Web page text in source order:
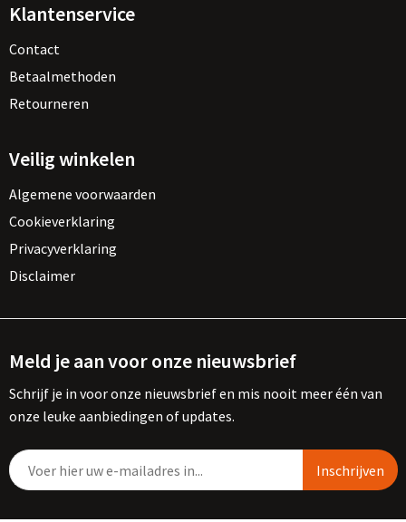
Klantenservice
Contact
Betaalmethoden
Retourneren
Veilig winkelen
Algemene voorwaarden
Cookieverklaring
Privacyverklaring
Disclaimer
Meld je aan voor onze nieuwsbrief
Schrijf je in voor onze nieuwsbrief en mis nooit meer één van
onze leuke aanbiedingen of updates.